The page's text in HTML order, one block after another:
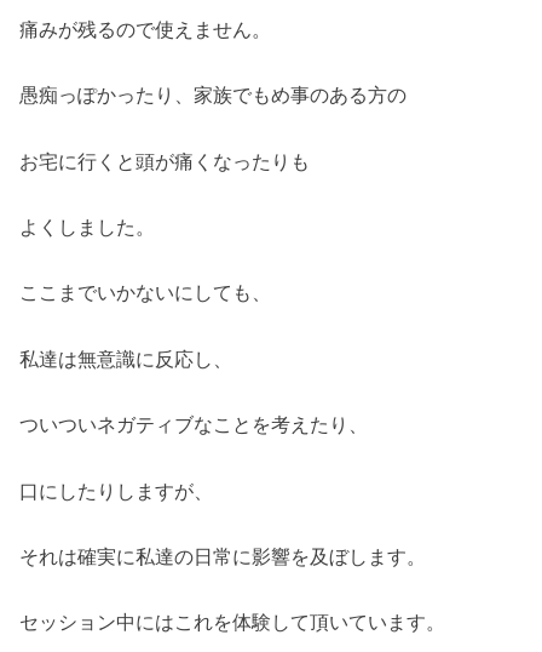
痛みが残るので使えません。
愚痴っぽかったり、家族でもめ事のある方の
お宅に行くと頭が痛くなったりも
よくしました。
ここまでいかないにしても、
私達は無意識に反応し、
ついついネガティブなことを考えたり、
口にしたりしますが、
それは確実に私達の日常に影響を及ぼします。
セッション中にはこれを体験して頂いています。